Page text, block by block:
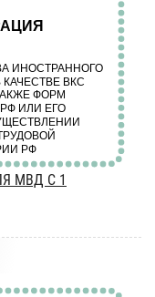
МВД С 1